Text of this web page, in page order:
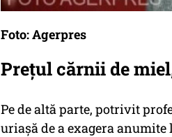
Foto: Agerpres
Prețul cărnii de
Pe de altă parte, potrivit
uriașă de a exagera